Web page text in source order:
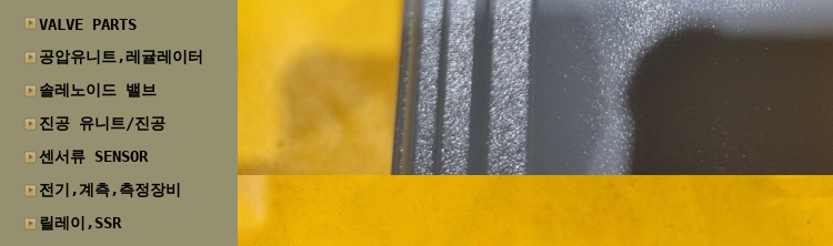
VALVE PARTS
공압유니트,레귤레이터
솔레노이드 밸브
진공 유니트/진공
센서류 SENSOR
전기,계측,측정장비
릴레이,SSR